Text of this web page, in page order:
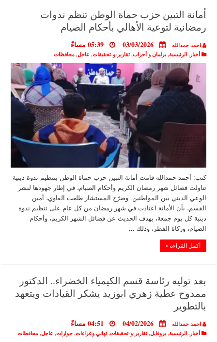
أمانة التبين حزب حماة الوطن تنظم ندوات
رمضانية لتوعية الأهالي بأحكام الصيام
احمد حمدالله 03/03/2026 05:39 مساءً
أخبار,الرئيسية,برلمان و أحزاب,تقارير-و-تحقيقات, عاجل,محافظات
كتب: أحمد حمدالله قامت أمانة التبين حزب حماة الوطن بتنظيم ندوة دينية
تناولت فضائل شهر رمضان الكريم وأحكام الصيام، في إطار جهودها لنشر
الوعي الديني بين المواطنين. وصرّح المستشار طلعت الفاوي، أمين
القسم، بأن الأمانة اعتادت في شهر رمضان من كل عام على تنظيم ندوة
دينية كل يوم جمعة، بهدف الحديث عن فضائل الشهر الكريم، وأحكام
الصيام، وزكاة الفطر، وذلك …
أكمل القراءة »
بعد توليه رئاسة قسم الكيمياء الخضراء.. الدكتور
ممدوح عطية زهري ابوزيد يشكر القيادات ويتعهد
بالتطوير
احمد حمدالله 04/02/2026
أخبار,الرئيسية,بروفايل,تقارير-و-تحقيقات,تهاني وعزاءات,حوارات, عاجل,محافظات